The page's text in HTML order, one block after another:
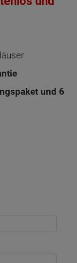
13.31 m²
13.76 m²
und 6